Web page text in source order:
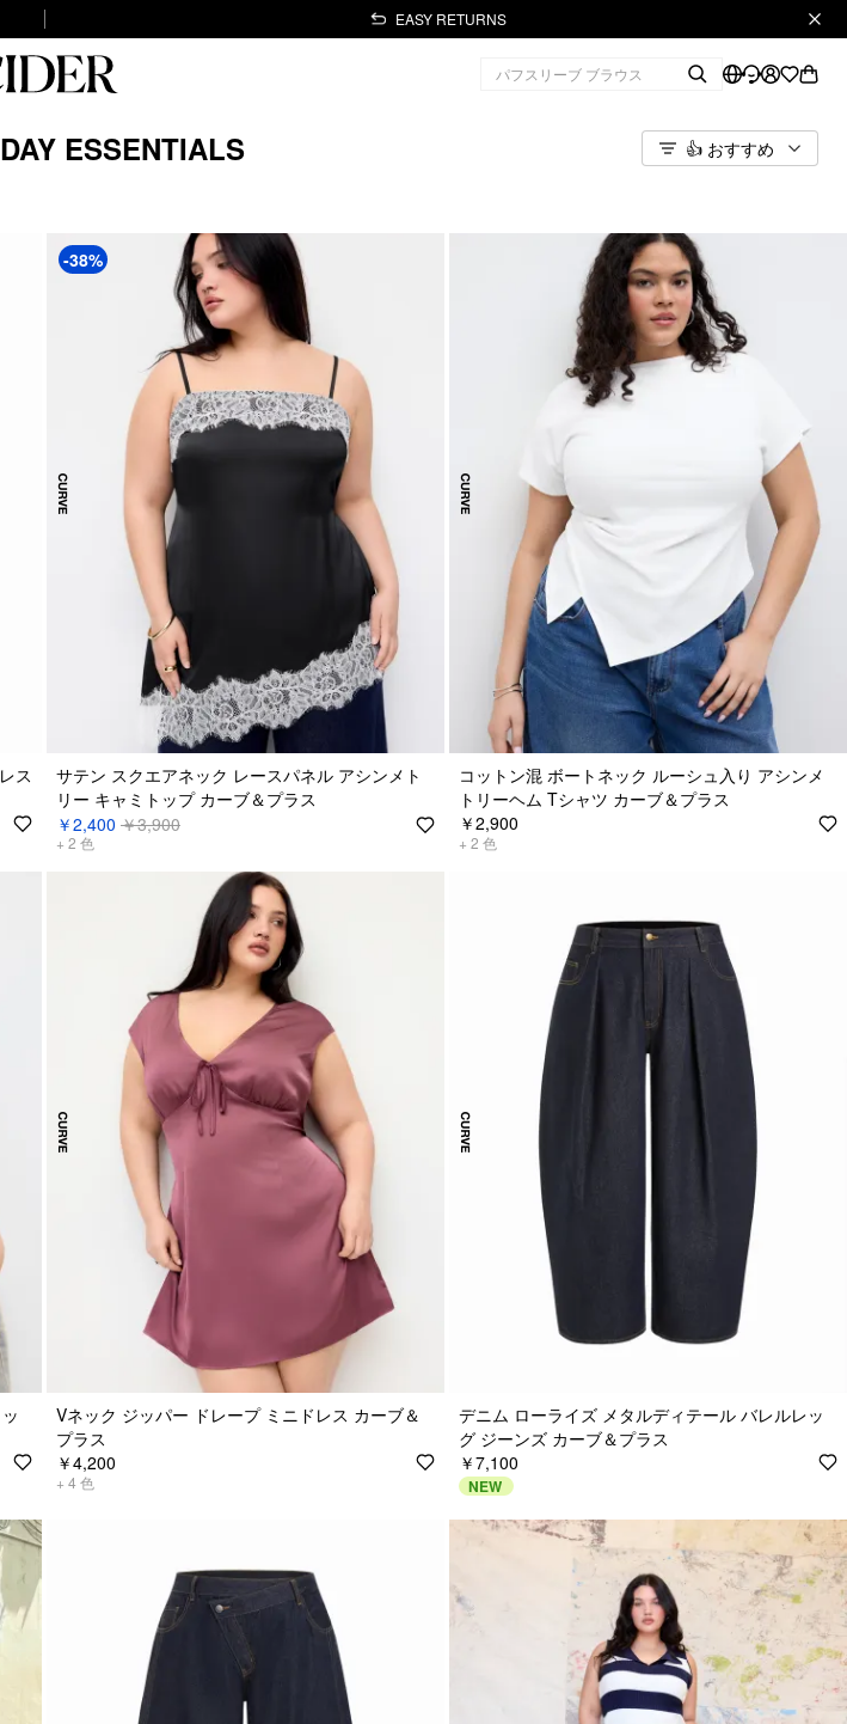
EASY RETURNS
ESSENTIALS 👍 おすすめ
ス
-38%
サテン スクエアネック レースパネル アシンメト
リー キャミトップ カーブ＆プラス
￥2,400 ￥3,900
+ 2 色
コットン混 ボートネック ルーシュ入り アシンメ
トリーヘム Tシャツ カーブ＆プラス
￥2,900
+ 2 色
Vネック ジッパー ドレープ ミニドレス カーブ＆
プラス
￥4,200
+ 4 色
デニム ローライズ メタルディテール バレルレッ
グ ジーンズ カーブ＆プラス
￥7,100
NEW